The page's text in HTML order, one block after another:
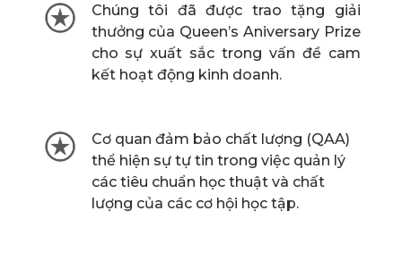
Chúng tôi đã được trao tặng giải
thưởng của Queen’s Aniversary Prize
cho sự xuất sắc trong vấn đề cam
kết hoạt động kinh doanh.
Cơ quan đảm bảo chất lượng (QAA)
thể hiện sự tự tin trong việc quản lý
các tiêu chuẩn học thuật và chất
lượng của các cơ hội học tập.